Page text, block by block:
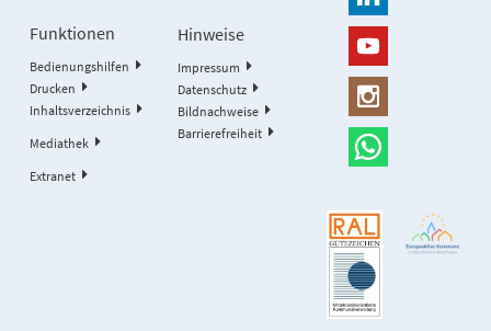
Funktionen
Bedienungshilfen
Drucken
Inhaltsverzeichnis
Mediathek
Extranet
Hinweise
Impressum
Datenschutz
Bildnachweise
Barrierefreiheit